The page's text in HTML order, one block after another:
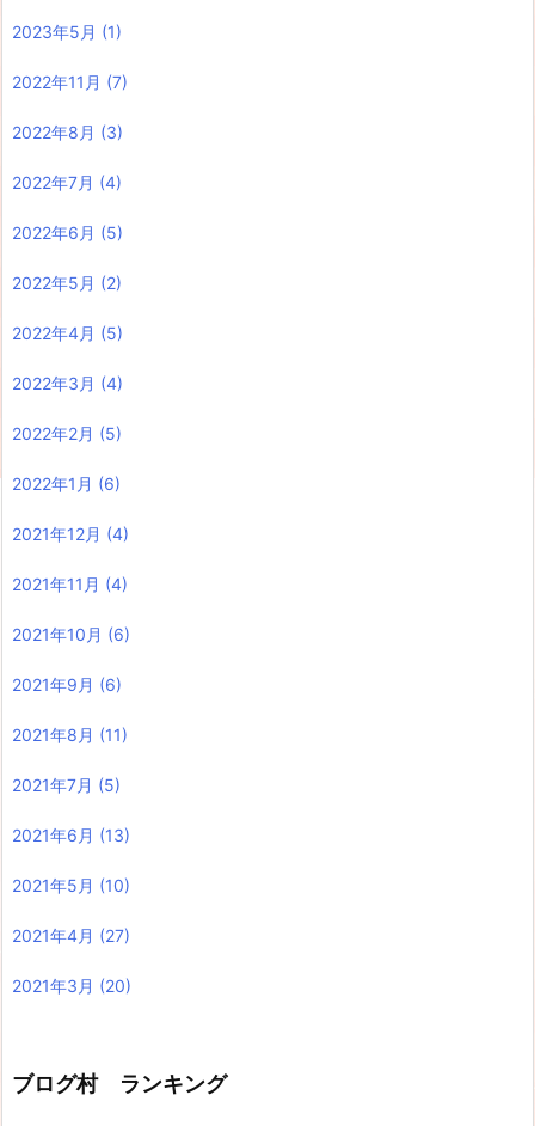
2023年5月 (1)
2022年11月 (7)
2022年8月 (3)
2022年7月 (4)
2022年6月 (5)
2022年5月 (2)
2022年4月 (5)
2022年3月 (4)
2022年2月 (5)
2022年1月 (6)
2021年12月 (4)
2021年11月 (4)
2021年10月 (6)
2021年9月 (6)
2021年8月 (11)
2021年7月 (5)
2021年6月 (13)
2021年5月 (10)
2021年4月 (27)
2021年3月 (20)
ブログ村 ランキング